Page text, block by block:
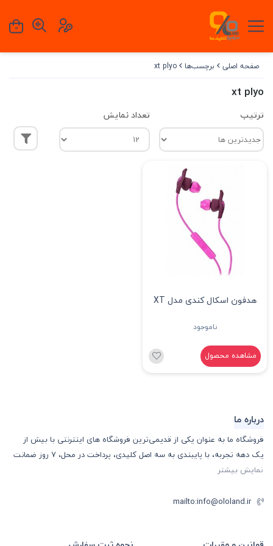
صفحه اصلی برچسب‌ها xt plyo
xt plyo
ترتیب تعداد نمایش
هدفون اسکال کندی مدل XT
ناموجود
مشاهده محصول
درباره ما
فروشگاه ما به عنوان یکی از قدیمی‌ترین فروشگاه های اینترنتی با بیش از
یک دهه تجربه، با پایبندی به سه اصل کلیدی، پرداخت در محل، 7 روز ضمانت
نمایش بیشتر
mailto:info@ololand.ir
0